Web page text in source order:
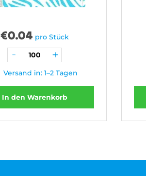
€0.04 pro Stück
Versand in: 1–2 Tagen
In den Warenkorb